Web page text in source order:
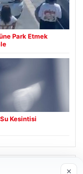
Park Etmek
Kesintisi
×